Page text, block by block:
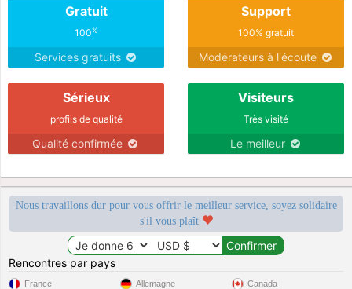
Gratuit
100%
Services gratuits
Support
100% gratuit
Modérateurs à l'écoute
Sérieux
profils de qualité
Qualité confirmée
Visiteurs
Très visité
Le meilleur
Nous travaillons dur pour vous offrir le meilleur service, soyez solidaire
s'il vous plaît
Rencontres par pays
France Allemagne Canada